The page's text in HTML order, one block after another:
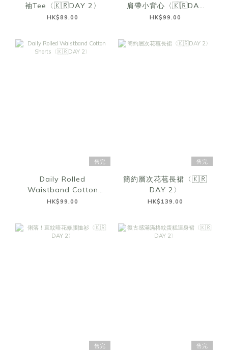
袖Tee〈🇰🇷DAY 2〉
HK$89.00
肩帶小背心〈🇰🇷DAY
2〉
HK$99.00
售完
Daily Rolled
Waistband Cotton
Shorts〈🇰🇷DAY 2〉
HK$99.00
售完
簡約層次花苞長裙〈🇰🇷
DAY 2〉
HK$139.00
售完 售完